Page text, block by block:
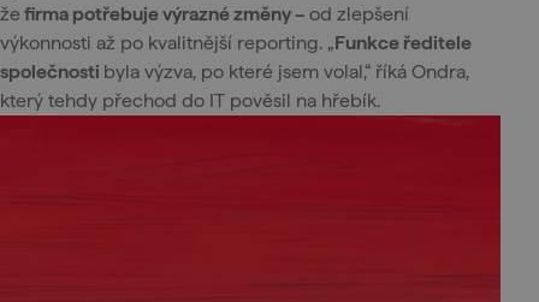
že firma potřebuje výrazné změny – od zlepšení
výkonnosti až po kvalitnější reporting. „Funkce ředitele
společnosti byla výzva, po které jsem volal,“ říká Ondra,
který tehdy přechod do IT pověsil na hřebík.